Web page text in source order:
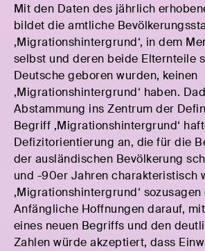
Mit den Daten des jährlich
bildet die amtliche
‚Migrationshintergrund‘, in dem
selbst und deren beide Elternteile
Deutsche geboren wurden, keinen
‚Migrationshintergrund‘ haben.
Abstammung ins Zentrum der
Begriff ‚Migrationshintergrund‘
Defizitorientierung an, die für die
der ausländischen Bevölkerung
und -90er Jahren charakteristisch
‚Migrationshintergrund‘
Anfängliche Hoffnungen darauf,
eines neuen Begriffs und den
Zahlen würde akzeptiert, dass